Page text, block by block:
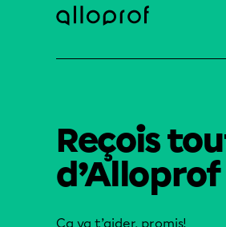
Reçois
Ça va t’aider, promis!